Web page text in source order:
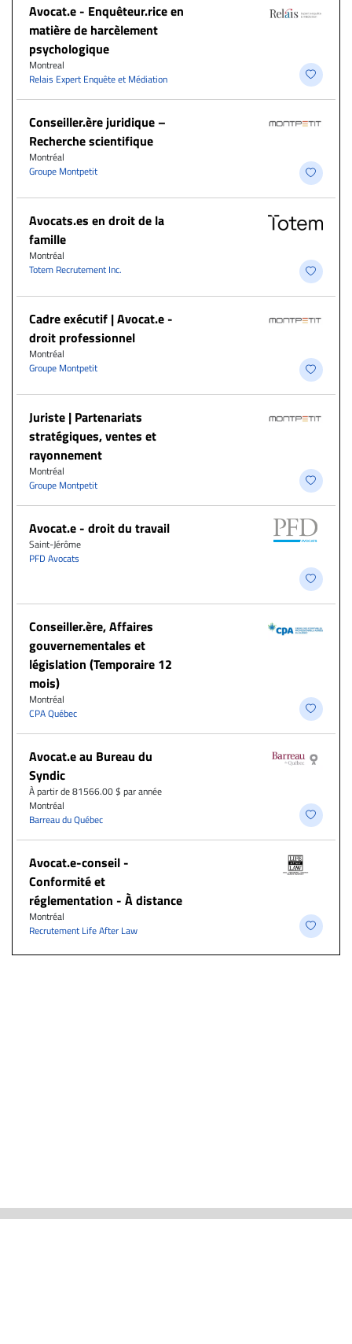
Avocat.e - Enquêteur.rice en
matière de harcèlement
psychologique
Montreal
Relais Expert Enquête et Médiation
Conseiller.ère juridique –
Recherche scientifique
Montréal
Groupe Montpetit
Avocats.es en droit de la
famille
Montréal
Totem Recrutement Inc.
Cadre exécutif | Avocat.e -
droit professionnel
Montréal
Groupe Montpetit
Juriste | Partenariats
stratégiques, ventes et
rayonnement
Montréal
Groupe Montpetit
Avocat.e - droit du travail
Saint-Jérôme
PFD Avocats
Conseiller.ère, Affaires
gouvernementales et
législation (Temporaire 12
mois)
Montréal
CPA Québec
Avocat.e au Bureau du
Syndic
À partir de 81566.00 $ par année
Montréal
Barreau du Québec
​Avocat.e-conseil -
Conformité et
réglementation - À distance
Montréal
Recrutement Life After Law